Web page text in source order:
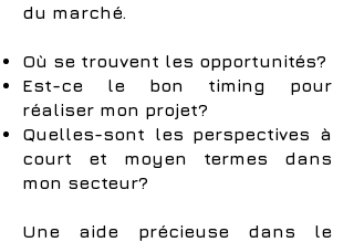
du marché.
Où se trouvent les opportunités?
Est-ce le bon timing pour
réaliser mon projet?
Quelles-sont les perspectives à
court et moyen termes dans
mon secteur?
Une aide précieuse dans le